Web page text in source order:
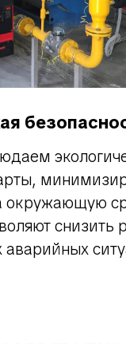
окружающую
снизить
аварийных